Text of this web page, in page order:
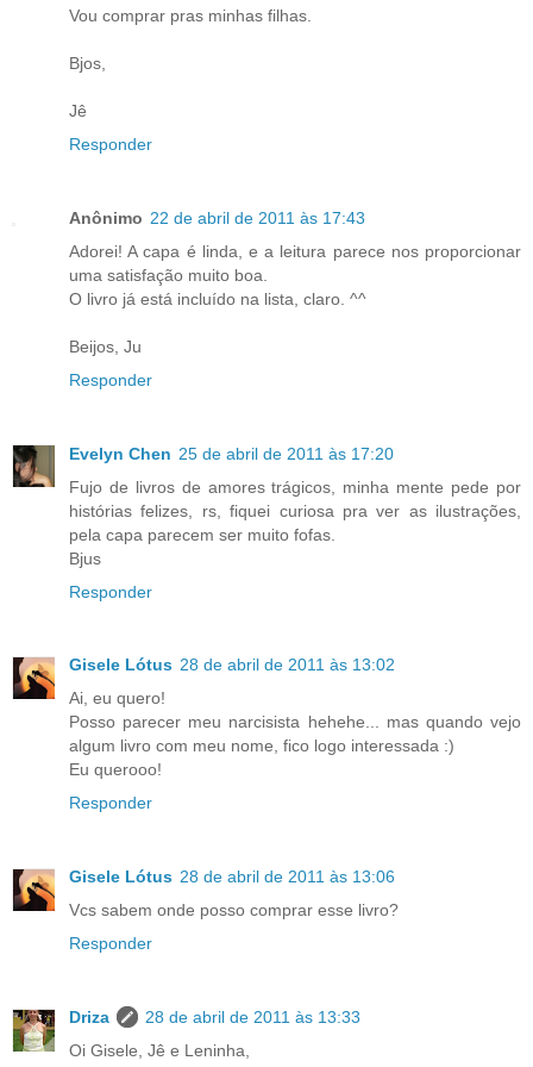
Vou comprar pras minhas filhas.
Bjos,
Jê
Responder
Anônimo 22 de abril de 2011 às 17:43
Adorei! A capa é linda, e a leitura parece nos proporcionar
uma satisfação muito boa.
O livro já está incluído na lista, claro. ^^
Beijos, Ju
Responder
Evelyn Chen 25 de abril de 2011 às 17:20
Fujo de livros de amores trágicos, minha mente pede por
histórias felizes, rs, fiquei curiosa pra ver as ilustrações,
pela capa parecem ser muito fofas.
Bjus
Responder
Gisele Lótus 28 de abril de 2011 às 13:02
Ai, eu quero!
Posso parecer meu narcisista hehehe... mas quando vejo
algum livro com meu nome, fico logo interessada :)
Eu querooo!
Responder
Gisele Lótus 28 de abril de 2011 às 13:06
Vcs sabem onde posso comprar esse livro?
Responder
Driza
28 de abril de 2011 às 13:33
Oi Gisele, Jê e Leninha,